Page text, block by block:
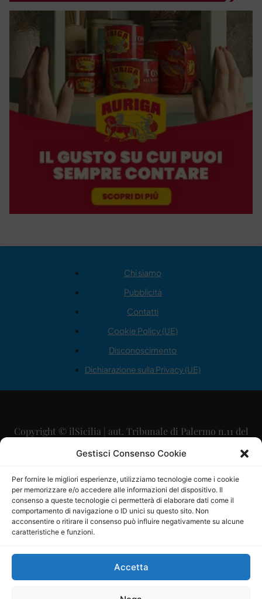
Gestisci Consenso Cookie
Per fornire le migliori esperienze, utilizziamo tecnologie come i cookie
per memorizzare e/o accedere alle informazioni del dispositivo. Il
consenso a queste tecnologie ci permetterà di elaborare dati come il
comportamento di navigazione o ID unici su questo sito. Non
acconsentire o ritirare il consenso può influire negativamente su alcune
caratteristiche e funzioni.
Accetta
Chi siamo
Pubblicità
Contatti
Cookie Policy (UE)
Disconoscimento
Dichiarazione sulla Privacy (UE)
Copyright © ilSicilia | aut. Tribunale di Palermo n.11 del
29/09/2015
Direttore Editoriale: Maurizio Scaglione
Direttore Responsabile: Maria Calabrese
P.IVA: 06334930820
Mercurio Comunicazione Società Cooperativa a r.l. è
iscritta al Registro degli Operatori di Comunicazione al